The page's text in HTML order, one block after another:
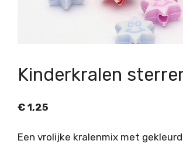
Kinderkralen
€ 1,25
Een vrolijke kralenmix met